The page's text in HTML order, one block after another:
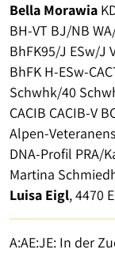
Bella Morawia
BH-VT BJ/NB
BhFK95/J ESw/J
BhFK H-ESw-
Schwhk/40
CACIB CACIB-V
Alpen-
DNA-Profil PRA/
Martina
Luisa Eigl, 4470
A:AE:JE: In der